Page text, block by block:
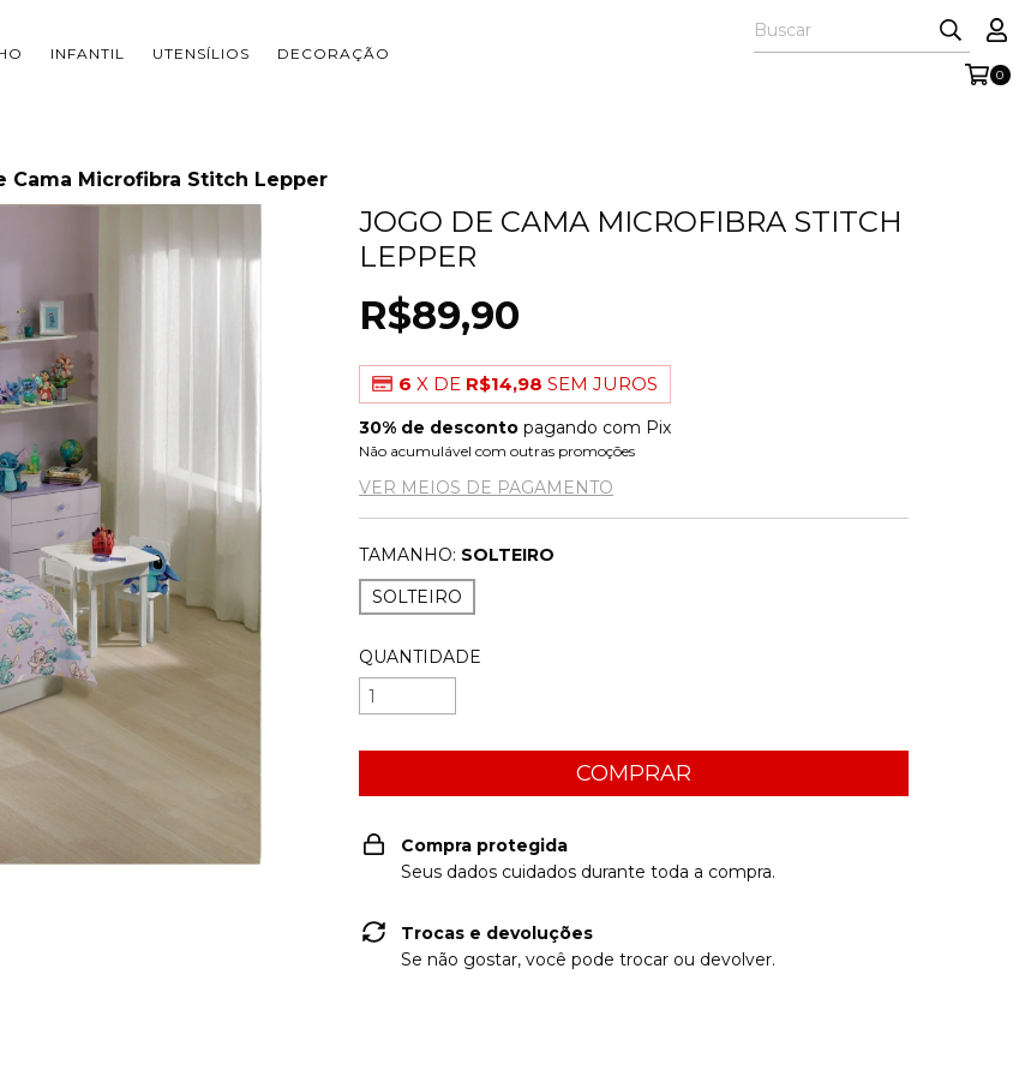
INFANTIL UTENSÍLIOS DECORAÇÃO
0
Cama Microfibra Stitch Lepper
JOGO DE CAMA MICROFIBRA STITCH
LEPPER
R$89,90
6 X DE R$14,98 SEM JUROS
30% de desconto pagando com Pix
Não acumulável com outras promoções
VER MEIOS DE PAGAMENTO
TAMANHO: SOLTEIRO
SOLTEIRO
QUANTIDADE
Compra protegida
Seus dados cuidados durante toda a compra.
Trocas e devoluções
Se não gostar, você pode trocar ou devolver.